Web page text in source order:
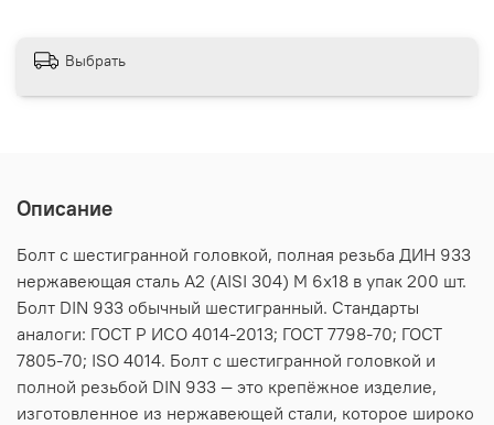
Выбрать
Описание
Болт с шестигранной головкой, полная резьба ДИН 933
нержавеющая сталь А2 (AISI 304) M 6х18 в упак 200 шт.
Болт DIN 933 обычный шестигранный. Стандарты
аналоги: ГОСТ Р ИСО 4014-2013; ГОСТ 7798-70; ГОСТ
7805-70; ISO 4014. Болт с шестигранной головкой и
полной резьбой DIN 933 — это крепёжное изделие,
изготовленное из нержавеющей стали, которое широко